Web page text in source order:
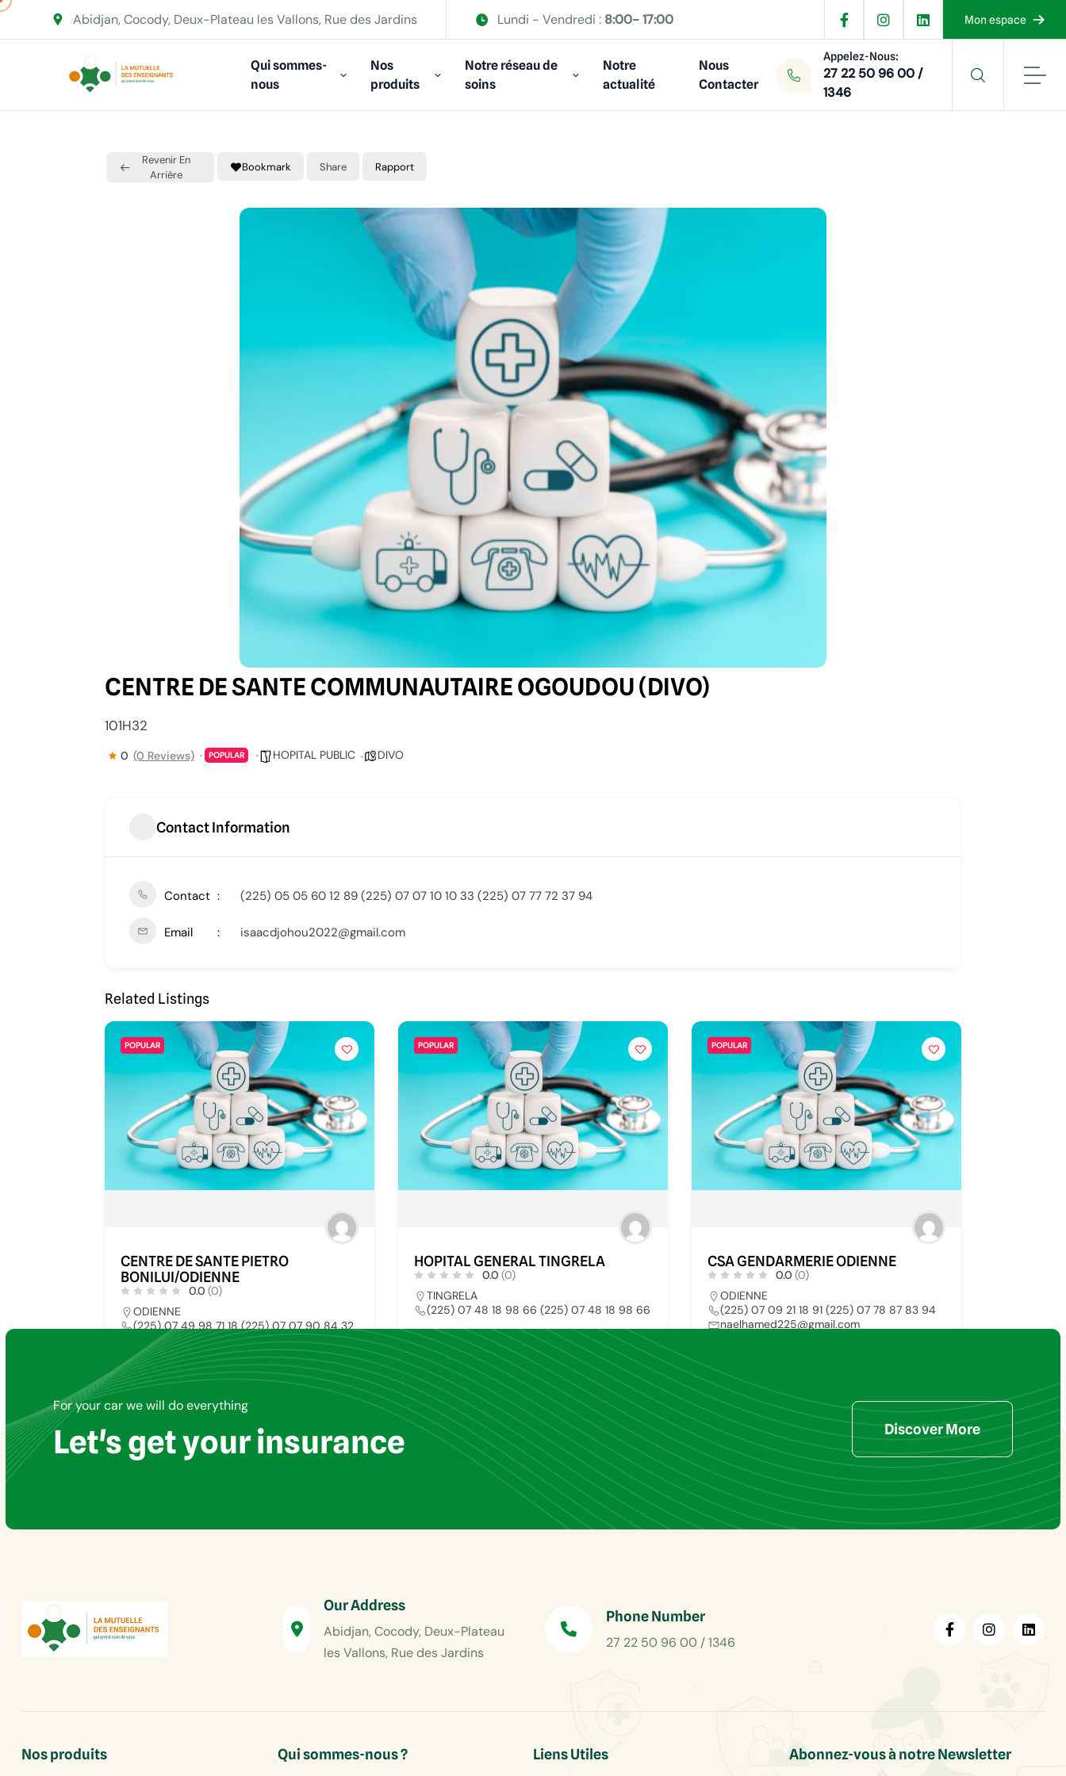
Abidjan, Cocody, Deux-Plateau les Vallons, Rue des Jardins Lundi - Vendredi : 8:00- 17:00 Mon espace
Qui sommes-
nous
Nos
produits
Notre réseau de
soins
Notre
actualité
Nous
Contacter
Appelez-Nous:
27 22 50 96 00 /
1346
Revenir En
Arrière
Bookmark Share Rapport
CENTRE DE SANTE COMMUNAUTAIRE OGOUDOU (DIVO)
101H32
0 (0 Reviews) POPULAR HOPITAL PUBLIC DIVO
Contact Information
Contact (225) 05 05 60 12 89 (225) 07 07 10 10 33 (225) 07 77 72 37 94
Email isaacdjohou2022@gmail.com
Related Listings
POPULAR
CENTRE DE SANTE PIETRO
BONILUI/ODIENNE
0.0 (0)
ODIENNE
(225) 07 49 98 71 18 (225) 07 07 90 84 32
rosariagiacone@gmail.com
21
POPULAR
HOPITAL GENERAL TINGRELA
0.0 (0)
TINGRELA
(225) 07 48 18 98 66 (225) 07 48 18 98 66
HOPITAL PUBLIC 30
POPULAR
CSA GENDARMERIE ODIENNE
0.0 (0)
ODIENNE
(225) 07 09 21 18 91 (225) 07 78 87 83 94
naelhamed225@gmail.com
For your car we will do everything
Let's get your insurance Discover More
Our Address
Abidjan, Cocody, Deux-Plateau
les Vallons, Rue des Jardins
Phone Number
27 22 50 96 00 / 1346
Nos produits Qui sommes-nous ? Liens Utiles Abonnez-vous à notre Newsletter